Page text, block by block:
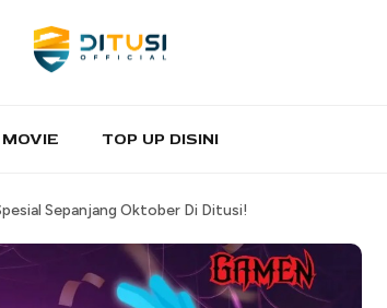
MOVIE TOP UP DISINI
Sepanjang Oktober Di Ditusi!